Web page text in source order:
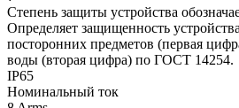
Степень защиты устройства
Определяет защищенность
посторонних предметов (первая
воды (вторая цифра) по ГОСТ 14254.
IP65
Номинальный ток